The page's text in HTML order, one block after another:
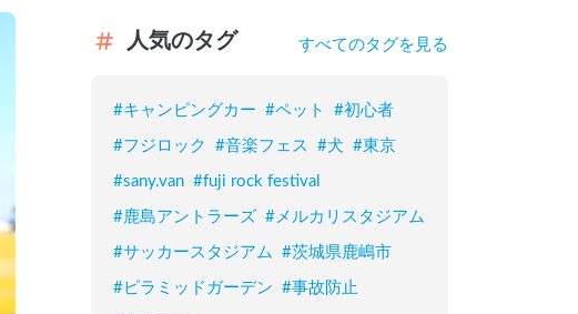
人気のタグ すべてのタグを見る
#キャンピングカー #ペット #初心者
#フジロック #音楽フェス #犬 #東京
#sany.van #fuji rock festival
#鹿島アントラーズ #メルカリスタジアム
#サッカースタジアム #茨城県鹿嶋市
#ピラミッドガーデン #事故防止